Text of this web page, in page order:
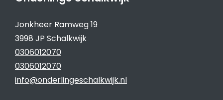
Jonkheer Ramweg 19
3998 JP Schalkwijk
0306012070
0306012070
info@onderlingeschalkwijk.nl